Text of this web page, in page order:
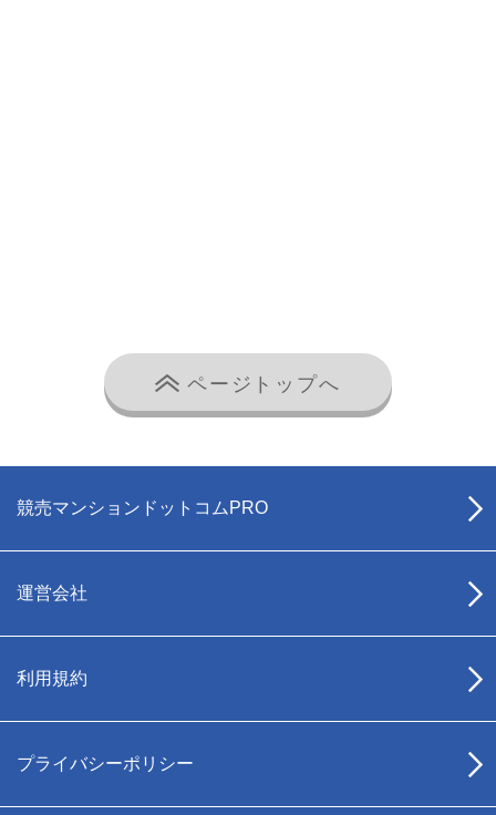
ページトップへ
競売マンションドットコムPRO
運営会社
利用規約
プライバシーポリシー